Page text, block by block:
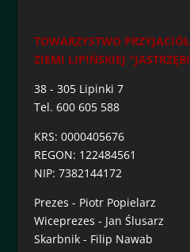
TOWARZYSTWO PRZYJACIÓŁ
ZIEMI LIPIŃSKIEJ
38 - 305 Lipinki 7
Tel. 600 605 588
KRS: 0000405676
REGON: 122484561
NIP: 7382144172
Prezes - Piotr Popielarz
Wiceprezes - Jan Ślusarz
Skarbnik - Filip Nawab